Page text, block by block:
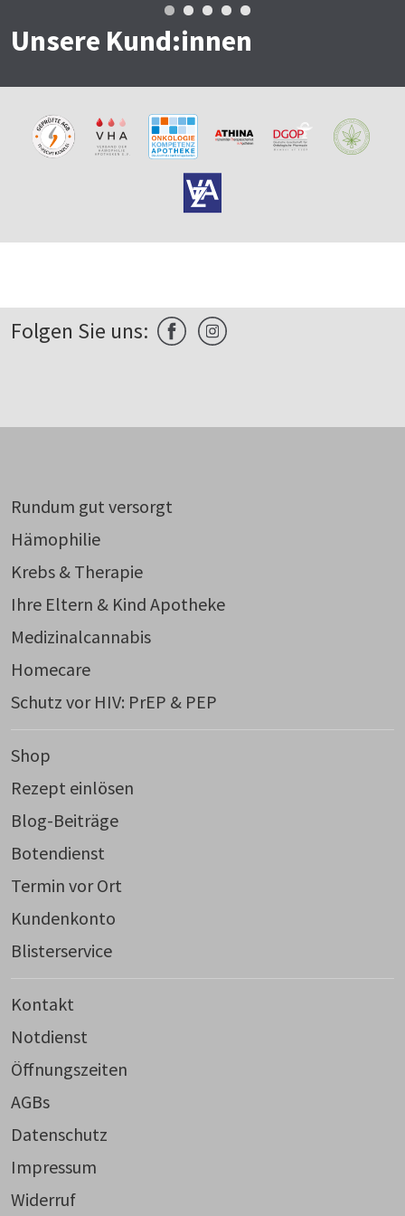
Unsere Kund:innen
Folgen Sie uns:
Rundum gut versorgt
Hämophilie
Krebs & Therapie
Ihre Eltern & Kind Apotheke
Medizinalcannabis
Homecare
Schutz vor HIV: PrEP & PEP
Shop
Rezept einlösen
Blog-Beiträge
Botendienst
Termin vor Ort
Kundenkonto
Blisterservice
Kontakt
Notdienst
Öffnungszeiten
AGBs
Datenschutz
Impressum
Widerruf